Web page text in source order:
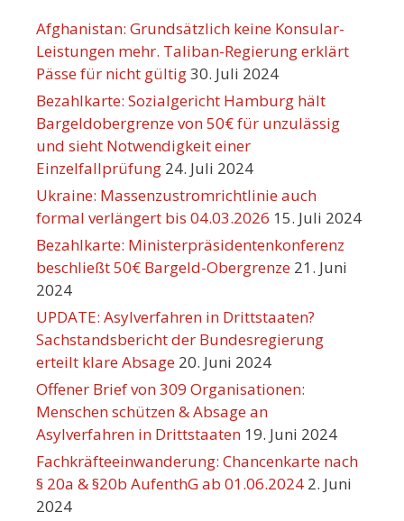
Afghanistan: Grundsätzlich keine Konsular-
Leistungen mehr. Taliban-Regierung erklärt
Pässe für nicht gültig30. Juli 2024
Bezahlkarte: Sozialgericht Hamburg hält
Bargeldobergrenze von 50€ für unzulässig
und sieht Notwendigkeit einer
Einzelfallprüfung 24. Juli 2024
Ukraine: Massenzustromrichtlinie auch
formal verlängert bis 04.03.2026 15. Juli 2024
Bezahlkarte: Ministerpräsidentenkonferenz
beschließt 50€ Bargeld-Obergrenze 21. Juni
2024
UPDATE: Asylverfahren in Drittstaaten?
Sachstandsbericht der Bundesregierung
erteilt klare Absage 20. Juni 2024
Offener Brief von 309 Organisationen:
Menschen schützen & Absage an
Asylverfahren in Drittstaaten 19. Juni 2024
Fachkräfteeinwanderung: Chancenkarte nach
§ 20a & §20b AufenthG ab 01.06.2024 2. Juni
2024